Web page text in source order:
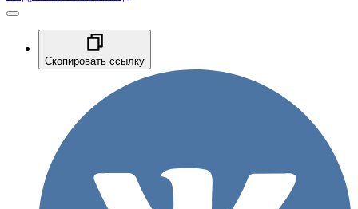
Скопировать ссылку